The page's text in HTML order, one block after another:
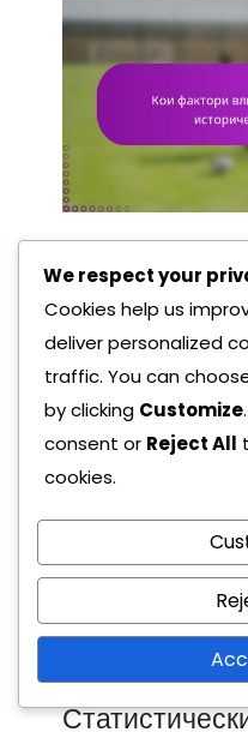
Кои
резултатите
Резултатите от
от комбинация от
стратегии за мачове
Ключовите
екологичните
треньорите играят
определянето на
представят и
We respect your
Cookies help us
deliver personalized
traffic. You can
by clicking Customize
consent or Reject All
cookies.